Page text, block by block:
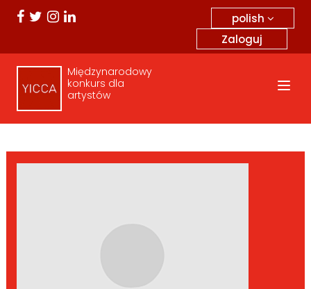
polish
Zaloguj
Międzynarodowy
konkurs dla
artystów